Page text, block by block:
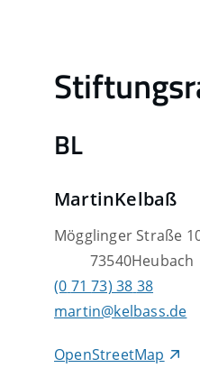
BL
MartinKelbaß
Mögglinger Straße
73540Heubach
OpenStreetMap
martin@kelbass.de
(0 71 73) 38 38